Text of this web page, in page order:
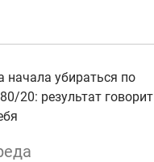
убираться по
20: результат говорит